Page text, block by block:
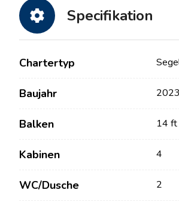
Specifikation
Chartertyp
Baujahr 2023
Balken 14 ft
Kabinen 4
WC/Dusche 2